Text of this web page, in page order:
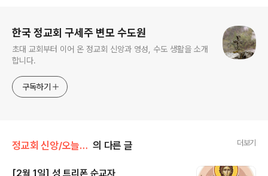
한국 정교회 구세주 변모 수도원
초대 교회부터 이어 온 정교회 신앙과 영성, 수도 생활을 소개
합니다.
구독하기
정교회 신앙/오늘의 축일 의 다른 글 더보기
[2월 1일] 성 트리폰 순교자